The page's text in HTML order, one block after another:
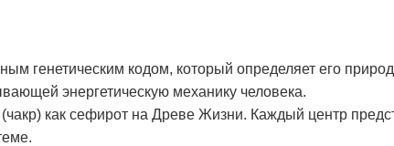
генетическим кодом, который определяет его
энергетическую механику человека.
как сефирот на Древе Жизни. Каждый центр